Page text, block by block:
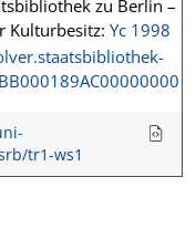
zu Berlin –
Kulturbesitz: Yc 1998
tr1-ws1